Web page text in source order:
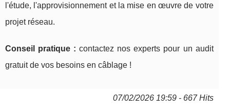
l'étude, l'approvisionnement et la mise en œuvre de votre
projet réseau.
Conseil pratique : contactez nos experts pour un audit
gratuit de vos besoins en câblage !
07/02/2026 19:59 - 667 Hits